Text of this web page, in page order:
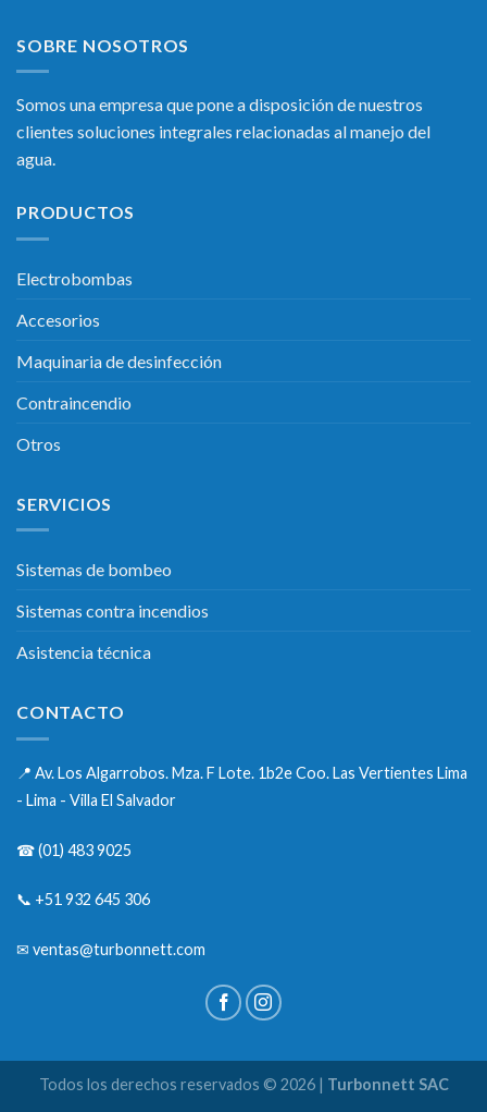
SOBRE NOSOTROS
Somos una empresa que pone a disposición de nuestros
clientes soluciones integrales relacionadas al manejo del
agua.
PRODUCTOS
Electrobombas
Accesorios
Maquinaria de desinfección
Contraincendio
Otros
SERVICIOS
Sistemas de bombeo
Sistemas contra incendios
Asistencia técnica
CONTACTO
📍 Av. Los Algarrobos. Mza. F Lote. 1b2e Coo. Las Vertientes Lima
- Lima - Villa El Salvador
☎(01) 483 9025
📞 +51 932 645 306
✉ ventas@turbonnett.com
Todos los derechos reservados © 2026 | Turbonnett SAC